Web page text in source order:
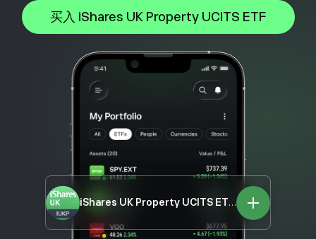
买入 iShares UK Property UCITS ETF
iShares UK Property UCITS ETF IUKP.L